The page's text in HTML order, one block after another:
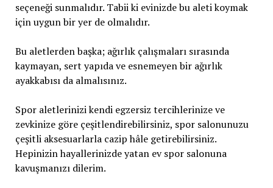
seçeneği sunmalıdır. Tabii ki evinizde bu aleti koymak
için uygun bir yer de olmalıdır.
Bu aletlerden başka; ağırlık çalışmaları sırasında
kaymayan, sert yapıda ve esnemeyen bir ağırlık
ayakkabısı da almalısınız.
Spor aletlerinizi kendi egzersiz tercihlerinize ve
zevkinize göre çeşitlendirebilirsiniz, spor salonunuzu
çeşitli aksesuarlarla cazip hâle getirebilirsiniz.
Hepinizin hayallerinizde yatan ev spor salonuna
kavuşmanızı dilerim.